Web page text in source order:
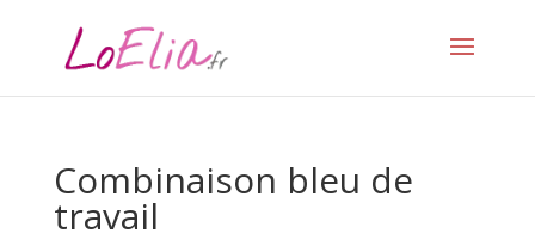
Combinaison bleu de
travail